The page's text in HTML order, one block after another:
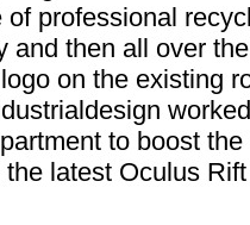
of professional
and then all over
on the existing
to boost
latest Oculus